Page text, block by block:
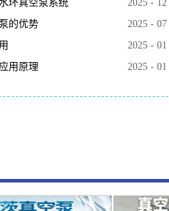
环真空泵系统 2025 - 12
的优势 2025 - 07
2025 - 01
用原理 2025 - 01